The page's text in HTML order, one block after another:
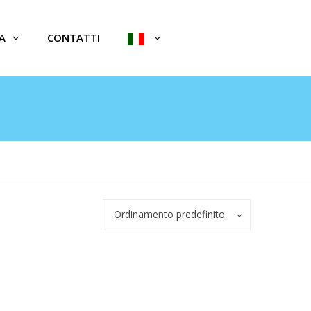
CONTATTI
Ordinamento predefinito